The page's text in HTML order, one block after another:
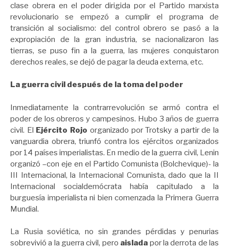
clase obrera en el poder dirigida por el Partido marxista
revolucionario se empezó a cumplir el programa de
transición al socialismo: del control obrero se pasó a la
expropiación de la gran industria, se nacionalizaron las
tierras, se puso fin a la guerra, las mujeres conquistaron
derechos reales, se dejó de pagar la deuda externa, etc.
La guerra civil después de la toma del poder
Inmediatamente la contrarrevolución se armó contra el
poder de los obreros y campesinos. Hubo 3 años de guerra
civil. El Ejército Rojo organizado por Trotsky a partir de la
vanguardia obrera, triunfó contra los ejércitos organizados
por 14 países imperialistas. En medio de la guerra civil, Lenin
organizó –con eje en el Partido Comunista (Bolchevique)- la
III Internacional, la Internacional Comunista, dado que la II
Internacional socialdemócrata había capitulado a la
burguesía imperialista ni bien comenzada la Primera Guerra
Mundial.
La Rusia soviética, no sin grandes pérdidas y penurias
sobrevivió a la guerra civil, pero aislada por la derrota de las